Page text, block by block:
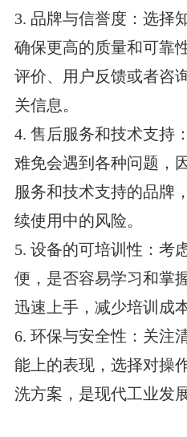
3. 品牌与信誉度：选择
确保更高的质量和可靠
评价、用户反馈或者咨
关信息。
4. 售后服务和技术支持
难免会遇到各种问题，
服务和技术支持的品牌
续使用中的风险。
5. 设备的可培训性：考
便，是否容易学习和掌
迅速上手，减少培训成本
6. 环保与安全性：关注
能上的表现，选择对操
洗方案，是现代工业发